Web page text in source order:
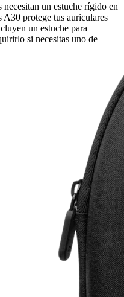
necesitan un estuche rígido en
A30 protege tus auriculares
un estuche para
si necesitas uno de